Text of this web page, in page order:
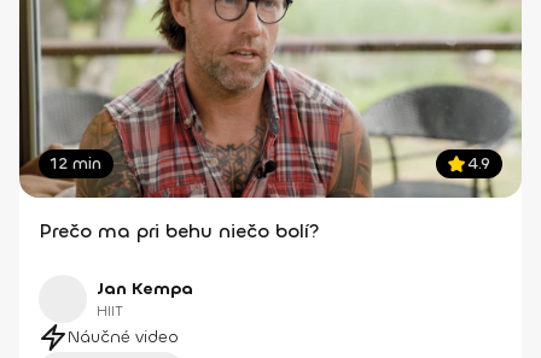
12 min 4.9
Prečo ma pri behu niečo bolí?
Jan Kempa
HIIT
Náučné video